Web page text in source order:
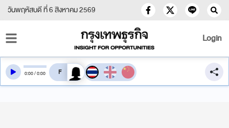
วันพฤหัสบดี ที่ 6 สิงหาคม 2569
Login
0:00/0:00 สลับเสียงอ่าน